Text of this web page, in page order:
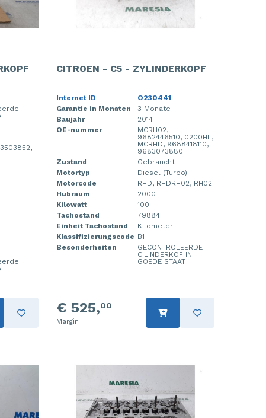
CITROEN - C5 - ZYLINDERKOPF
Internet ID
O230441
Garantie in Monaten
3 Monate
Baujahr
2014
OE-nummer
MCRH02,
9682446510, 0200HL,
MCRHD, 9688418110,
9683073880
Zustand
Gebraucht
Motortyp
Diesel (Turbo)
Motorcode
RHD, RHDRH02, RH02
Hubraum
2000
Kilowatt
100
Tachostand
79884
Einheit Tachostand
Kilometer
Klassifizierungscode B1
Besonderheiten
GECONTROLEERDE
CILINDERKOP IN
GOEDE STAAT
€ 525,00
Margin